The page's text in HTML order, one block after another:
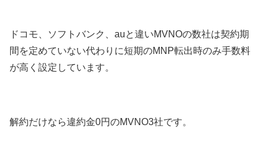
ドコモ、ソフトバンク、auと違いMVNOの数社は契約期
間を定めていない代わりに短期のMNP転出時のみ手数料
が高く設定しています。
解約だけなら違約金0円のMVNO3社です。